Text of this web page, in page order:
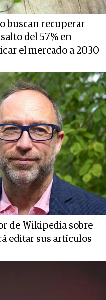
buscan recuperar
del 57% en
el mercado a 2030
de Wikipedia sobre
editar sus artículos